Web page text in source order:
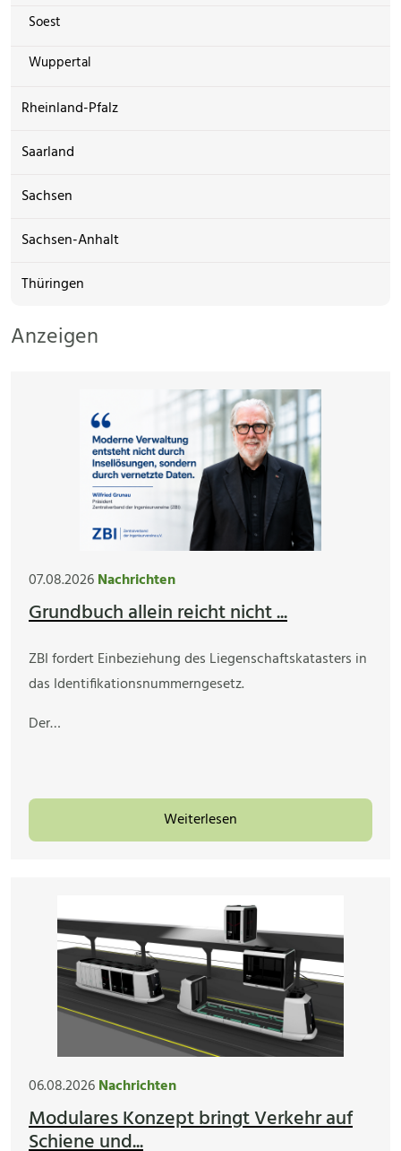
Soest
Wuppertal
Rheinland-Pfalz
Saarland
Sachsen
Sachsen-Anhalt
Thüringen
Anzeigen
07.08.2026Nachrichten
Grundbuch allein reicht nicht ...
ZBI fordert Einbeziehung des Liegenschaftskatasters in
das Identifikationsnummerngesetz.
Der…
Weiterlesen
06.08.2026Nachrichten
Modulares Konzept bringt Verkehr auf
Schiene und...